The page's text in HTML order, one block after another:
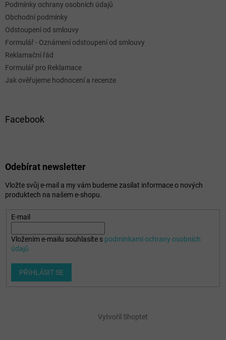
Podmínky ochrany osobních údajů
Obchodní podmínky
Odstoupení od smlouvy
Formulář - Oznámení odstoupení od smlouvy
Reklamační řád
Formulář pro Reklamace
Jak ověřujeme hodnocení a recenze
Facebook
Odebírat newsletter
Vložte svůj e-mail a my vám budeme zasílat informace o nových
produktech na našem e-shopu.
E-mail
Vložením e-mailu souhlasíte s podmínkami ochrany osobních
údajů
PŘIHLÁSIT SE
Vytvořil Shoptet